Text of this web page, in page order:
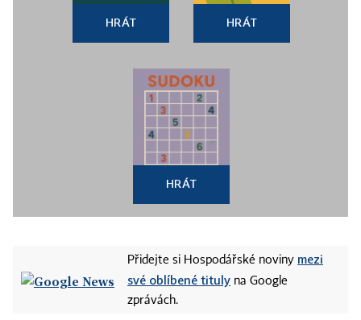
HRÁT HRÁT
HRÁT
Přidejte si Hospodářské noviny mezi
své oblíbené tituly na Google
zprávách.